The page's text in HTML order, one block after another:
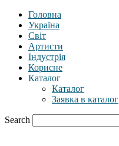
Головна
Україна
Світ
Артисти
Індустрія
Корисне
Каталог
Каталог
Заявка в каталог
Search